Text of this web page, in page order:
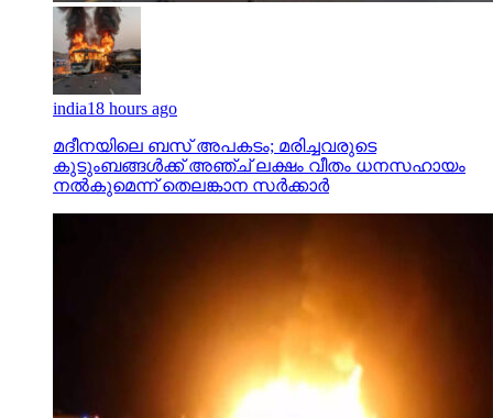
india18 hours ago
മദീനയിലെ ബസ് അപകടം; മരിച്ചവരുടെ
കുടുംബങ്ങള്‍ക്ക് അഞ്ച് ലക്ഷം വീതം ധനസഹായം
നല്‍കുമെന്ന് തെലങ്കാന സര്‍ക്കാര്‍